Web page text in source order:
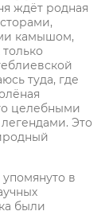
ждёт родная
камышом,
туда, где
целебными
Это
в
были